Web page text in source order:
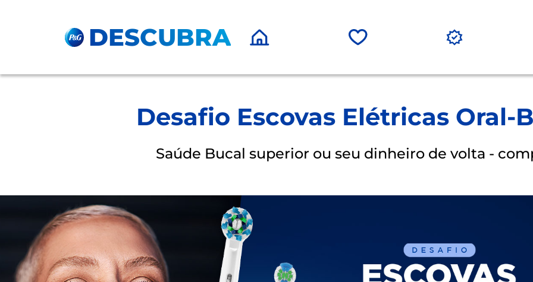
DESCUBRA
Desafio Escovas Elétricas Oral-
Saúde Bucal superior ou seu dinheiro de volta -